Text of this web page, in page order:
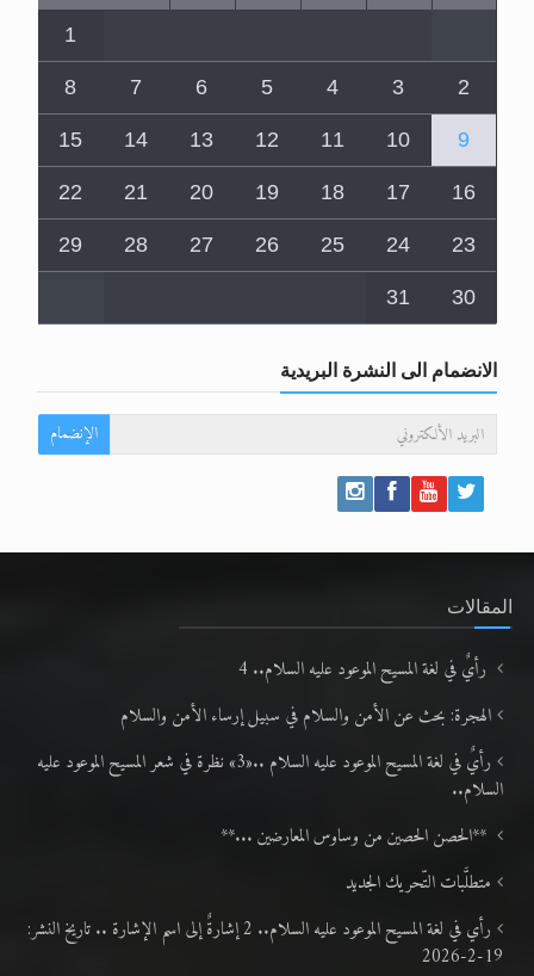
1
2
3
4
5
6
7
8
9
10
11
12
13
14
15
16
17
18
19
20
21
22
23
24
25
26
27
28
29
30
31
الانضمام الى النشرة البريدية
الإنضمام
المقالات
رأيٌ في لغة المسيح الموعود عليه السلام.. 4
الهجرة: بحث عن الأمن والسلام في سبيل إرساء الأمن والسلام
رأيٌ في لغة المسيح الموعود عليه السلام ..«3» نظرة في شعر المسيح الموعود عليه
السلام..
**الحصن الحصين من وساوس المعارضين ...**
متطلَّبات التّحريك الجديد
رأي في لغة المسيح الموعود عليه السلام.. 2 إشارةٌ إلى اسم الإشارة .. تاريخ النشر:
19-2-2026